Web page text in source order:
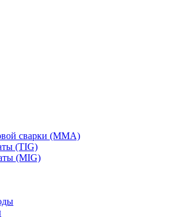
сварки (MMA)
(TIG)
(MIG)